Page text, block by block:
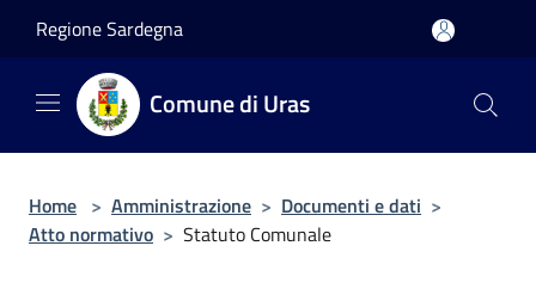
Regione Sardegna
Comune di Uras
Home > Amministrazione > Documenti e dati >
Atto normativo > Statuto Comunale